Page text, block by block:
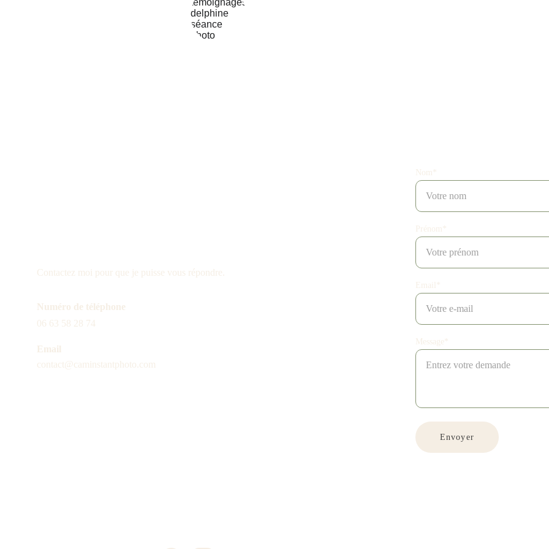
Contactez moi pour que je puisse vous répondre.
Numéro de téléphone
06 63 58 28 74
Email
contact@caminstantphoto.com
Nom*
Prénom*
Email*
Message*
Envoyer